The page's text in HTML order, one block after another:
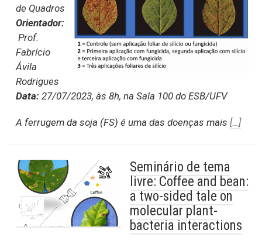
de Quadros
Orientador:
Prof.
Fabrício
Ávila
Rodrigues
Data: 27/07/2023, às 8h, na Sala 100 do ESB/UFV
A ferrugem da soja (FS) é uma das doenças mais […]
Seminário de tema
livre: Coffee and bean:
a two-sided tale on
molecular plant-
bacteria interactions